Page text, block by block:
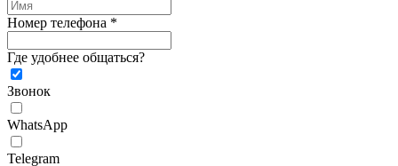
Номер телефона *
Где удобнее общаться?
Звонок
WhatsApp
Telegram